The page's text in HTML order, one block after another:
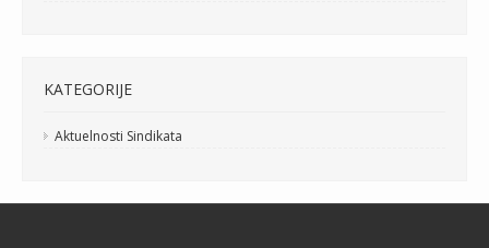
KATEGORIJE
Aktuelnosti Sindikata